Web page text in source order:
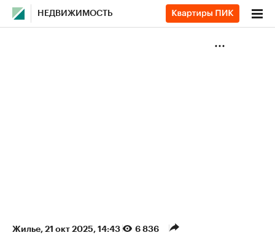
НЕДВИЖИМОСТЬ
Жилье⁠, 21 окт 2025, 14:43 6 836